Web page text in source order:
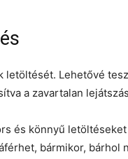
letöltését. Lehetővé
a zavartalan
és könnyű
bármikor, bárhol